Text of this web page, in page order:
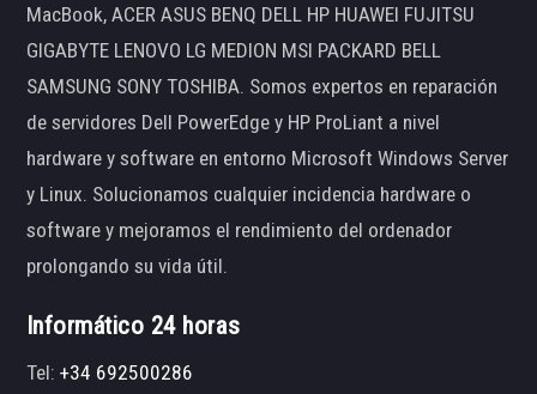
MacBook, ACER ASUS BENQ DELL HP HUAWEI FUJITSU
GIGABYTE LENOVO LG MEDION MSI PACKARD BELL
SAMSUNG SONY TOSHIBA. Somos expertos en reparación
de servidores Dell PowerEdge y HP ProLiant a nivel
hardware y software en entorno Microsoft Windows Server
y Linux. Solucionamos cualquier incidencia hardware o
software y mejoramos el rendimiento del ordenador
prolongando su vida útil.
Informático 24 horas
Tel:+34 692500286